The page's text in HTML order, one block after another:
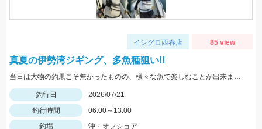
イシグロ西春店 85 view
真夏の伊勢湾ジギング、多魚種狙い!!
当日は大物の釣果こそ無かったものの、様々な魚で楽しむことが出来ました!!
釣行日
2026/07/21
釣行時間
06:00～13:00
釣場
沖・オフショア